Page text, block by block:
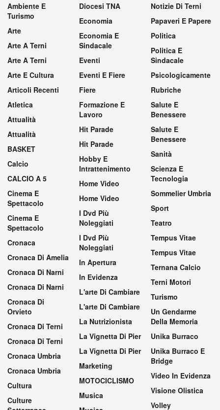
Ambiente E
Turismo
Arte
Arte A Terni
Arte A Terni
Arte E Cultura
Articoli Recenti
Atletica
Attualità
Attualità
BASKET
Calcio
CALCIO A 5
Cinema E
Spettacolo
Cinema E
Spettacolo
Cronaca
Cronaca Di Amelia
Cronaca Di Narni
Cronaca Di Narni
Cronaca Di
Orvieto
Cronaca Di Terni
Cronaca Di Terni
Cronaca Umbria
Cronaca Umbria
Cultura
Culture
Diocesi TNA
Economia
Economia E
Sindacale
Eventi
Eventi E Fiere
Fiere
Formazione E
Lavoro
Hit Parade
Hit Parade
Hobby E
Intrattenimento
Home Video
Home Video
I Dvd Più
Noleggiati
I Dvd Più
Noleggiati
In Apertura
In Evidenza
L'arte Di Cambiare
L'arte Di Cambiare
La Nutrizionista
La Vignetta Di Pier
La Vignetta Di Pier
Marketing
MOTOCICLISMO
Musica
Notizie Di Terni
Papaveri E Papere
Politica
Politica E
Sindacale
Psicologicamente
Rubriche
Salute E
Benessere
Salute E
Benessere
Sanità
Scienza E
Tecnologia
Sommelier Umbria
Sport
Teatro
Tempus Vitae
Tempus Vitae
Ternana Calcio
Terni Motori
Turismo
Un Gendarme
Della Memoria
Unika Burraco
Unika Burraco E
Bridge
Video In Evidenza
Visione Olistica
Volley